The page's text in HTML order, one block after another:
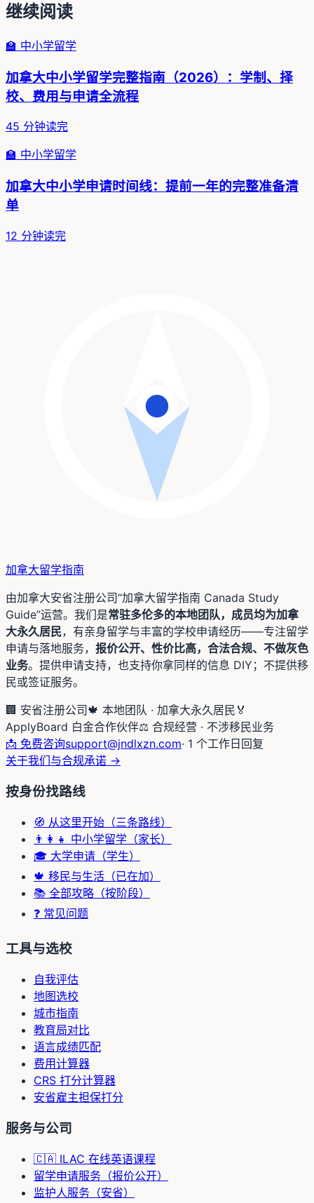
继续阅读
🏫 中小学留学
加拿大中小学留学完整指南（2026）：学制、择
校、费用与申请全流程
45 分钟读完
🏫 中小学留学
加拿大中小学申请时间线：提前一年的完整准备清
单
12 分钟读完
加拿大留学指南
由加拿大安省注册公司“加拿大留学指南 Canada Study
Guide”运营。我们是常驻多伦多的本地团队，成员均为加拿
大永久居民，有亲身留学与丰富的学校申请经历——专注留学
申请与落地服务， 报价公开、性价比高，合法合规、不做灰色
业务。提供申请支持，也支持你拿同样的信息 DIY；不提供移
民或签证服务。
🏢 安省注册公司🍁 本地团队 · 加拿大永久居民 🏅
ApplyBoard 白金合作伙伴⚖️ 合规经营 · 不涉移民业务
📩 免费咨询support@jndlxzn.com· 1 个工作日回复
关于我们与合规承诺 →
按身份找路线
🧭 从这里开始（三条路线）
👨‍👩‍👧 中小学留学（家长）
🎓 大学申请（学生）
🍁 移民与生活（已在加）
📚 全部攻略（按阶段）
❓ 常见问题
工具与选校
自我评估
地图选校
城市指南
教育局对比
语言成绩匹配
费用计算器
CRS 打分计算器
安省雇主担保打分
服务与公司
🇨🇦 ILAC 在线英语课程
留学申请服务（报价公开）
监护人服务（安省）